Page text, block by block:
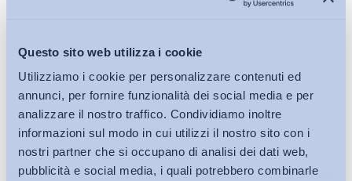
Questo sito web utilizza i cookie
Utilizziamo i cookie per personalizzare contenuti ed
annunci, per fornire funzionalità dei social media e per
analizzare il nostro traffico. Condividiamo inoltre
informazioni sul modo in cui utilizzi il nostro sito con i
nostri partner che si occupano di analisi dei dati web,
pubblicità e social media, i quali potrebbero combinarle